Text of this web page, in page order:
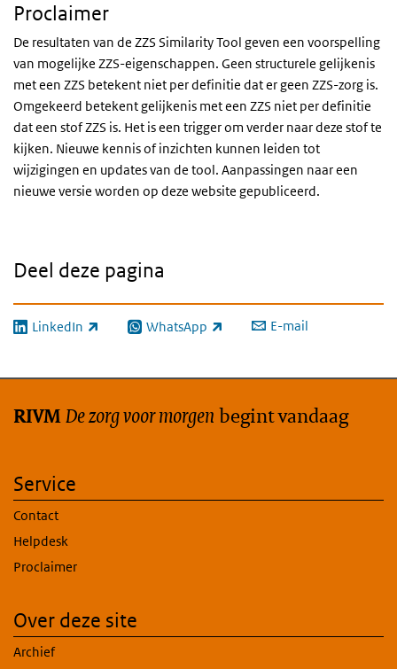
Proclaimer
De resultaten van de ZZS Similarity Tool geven een voorspelling
van mogelijke ZZS-eigenschappen. Geen structurele gelijkenis
met een ZZS betekent niet per definitie dat er geen ZZS-zorg is.
Omgekeerd betekent gelijkenis met een ZZS niet per definitie
dat een stof ZZS is. Het is een trigger om verder naar deze stof te
kijken. Nieuwe kennis of inzichten kunnen leiden tot
wijzigingen en updates van de tool. Aanpassingen naar een
nieuwe versie worden op deze website gepubliceerd.
Deel deze pagina
LinkedIn
(externe link) WhatsApp
(externe link) E-mail
RIVM De zorg voor morgen begint vandaag
Service
Contact
Helpdesk
Proclaimer
Over deze site
Archief